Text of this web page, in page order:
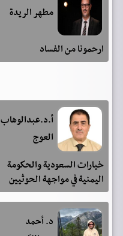
مطهر الريدة
ارحمونا من الفساد
أ.د.عبدالوهاب
العوج
خيارات السعودية والحكومة
اليمنية في مواجهة الحوثيين
د. أحمد